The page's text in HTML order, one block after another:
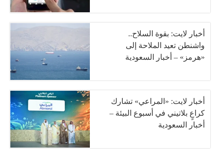
أخبار لايت: بقوة السلاح..
واشنطن تعيد الملاحة إلى
«هرمز» – أخبار السعودية
أخبار لايت: «المراعي» تشارك
كراعٍ بلاتيني في أسبوع البيئة –
أخبار السعودية